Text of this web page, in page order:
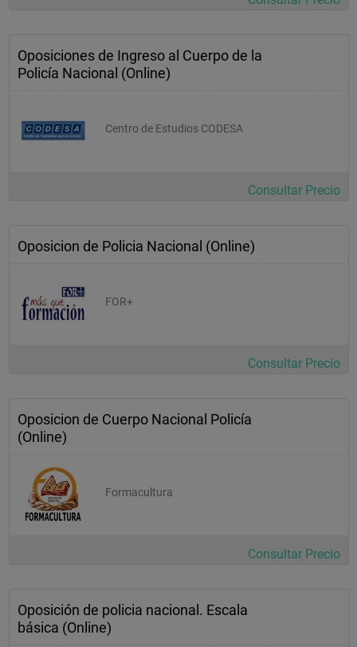
Oposiciones de Ingreso al Cuerpo de la
Policía Nacional (Online)
Centro de Estudios CODESA
Consultar Precio
Oposicion de Policia Nacional (Online)
FOR+
Consultar Precio
Oposicion de Cuerpo Nacional Policía
(Online)
Formacultura
Consultar Precio
Oposición de policia nacional. Escala
básica (Online)